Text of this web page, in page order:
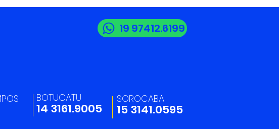
19 97412.6199
BOTUCATU
14 3161.9005
SOROCABA
15 3141.0595